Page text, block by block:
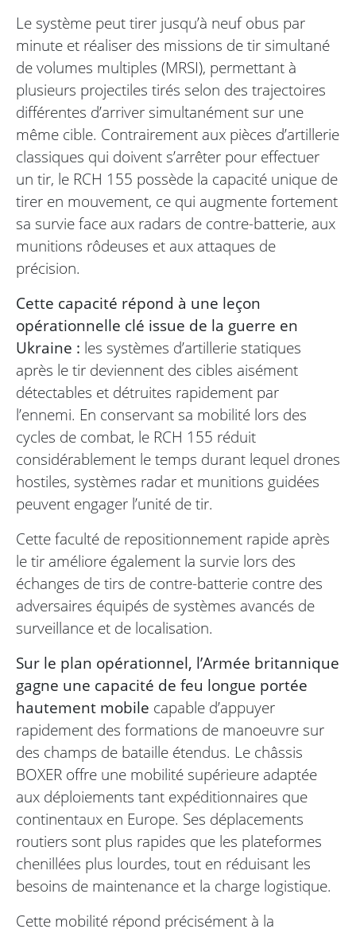
Le système peut tirer jusqu’à neuf obus par
minute et réaliser des missions de tir simultané
de volumes multiples (MRSI), permettant à
plusieurs projectiles tirés selon des trajectoires
différentes d’arriver simultanément sur une
même cible. Contrairement aux pièces d’artillerie
classiques qui doivent s’arrêter pour effectuer
un tir, le RCH 155 possède la capacité unique de
tirer en mouvement, ce qui augmente fortement
sa survie face aux radars de contre-batterie, aux
munitions rôdeuses et aux attaques de
précision.
Cette capacité répond à une leçon
opérationnelle clé issue de la guerre en
Ukraine : les systèmes d’artillerie statiques
après le tir deviennent des cibles aisément
détectables et détruites rapidement par
l’ennemi. En conservant sa mobilité lors des
cycles de combat, le RCH 155 réduit
considérablement le temps durant lequel drones
hostiles, systèmes radar et munitions guidées
peuvent engager l’unité de tir.
Cette faculté de repositionnement rapide après
le tir améliore également la survie lors des
échanges de tirs de contre-batterie contre des
adversaires équipés de systèmes avancés de
surveillance et de localisation.
Sur le plan opérationnel, l’Armée britannique
gagne une capacité de feu longue portée
hautement mobile capable d’appuyer
rapidement des formations de manoeuvre sur
des champs de bataille étendus. Le châssis
BOXER offre une mobilité supérieure adaptée
aux déploiements tant expéditionnaires que
continentaux en Europe. Ses déplacements
routiers sont plus rapides que les plateformes
chenillées plus lourdes, tout en réduisant les
besoins de maintenance et la charge logistique.
Cette mobilité répond précisément à la